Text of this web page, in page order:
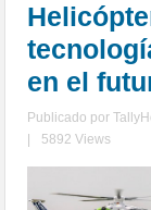
en el
Publicado por
5892 Views